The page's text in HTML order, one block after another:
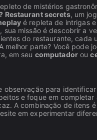
de mistérios
Restaurant secrets, um
é repleta de intrigas e
sua missão é descobrir a
do restaurante, cada
melhor parte? Você pode
em seu computadorou
observação para identificar
e foque em completar
A combinação de itens é
em experimentar